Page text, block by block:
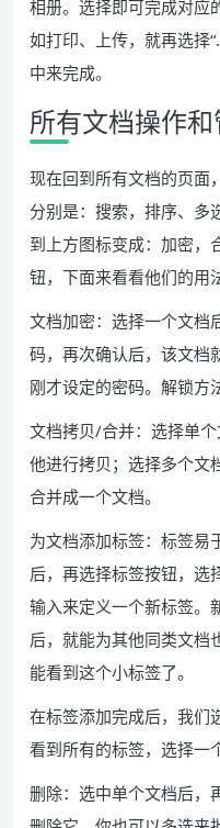
相册。选择即可完成对应
如打印、上传，就再选择
中来完成。
所有文档操作
现在回到所有文档的页面
分别是：搜索，排序、多
到上方图标变成：加密，
钮，下面来看看他们的用
文档加密：选择一个文档
码，再次确认后，该文档
刚才设定的密码。解锁方
文档拷贝/合并：选择单
他进行拷贝；选择多个文
合并成一个文档。
为文档添加标签：标签易
后，再选择标签按钮，选
输入来定义一个新标签。
后，就能为其他同类文档
能看到这个小标签了。
在标签添加完成后，我们
看到所有的标签，选择一
删除：选中单个文档后，